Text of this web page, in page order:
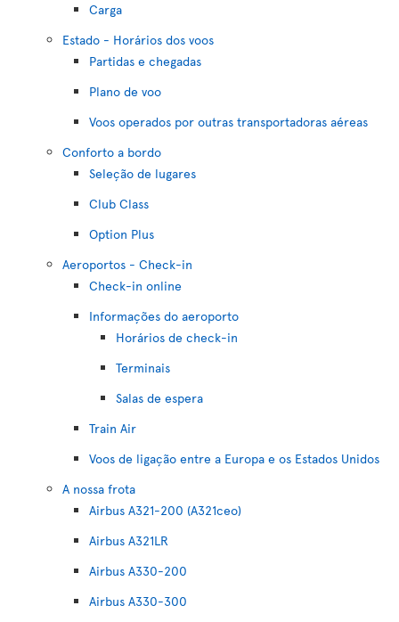
Carga
Estado - Horários dos voos
Partidas e chegadas
Plano de voo
Voos operados por outras transportadoras aéreas
Conforto a bordo
Seleção de lugares
Club Class
Option Plus
Aeroportos - Check-in
Check-in online
Informações do aeroporto
Horários de check-in
Terminais
Salas de espera
Train Air
Voos de ligação entre a Europa e os Estados Unidos
A nossa frota
Airbus A321-200 (A321ceo)
Airbus A321LR
Airbus A330-200
Airbus A330-300